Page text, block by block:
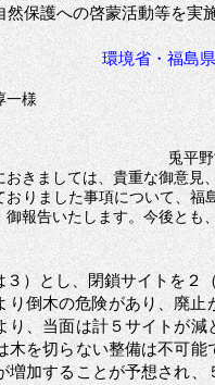
保護への啓蒙活動等を実
環境省・福島
一様
兎平
きましては、貴重な御意見
りました事項について、
報告いたします。今後と
）とし、閉鎖サイトを２
り倒木の危険があり、廃
り、当面は計５サイトが
木を切らない整備は不可
増加することが予想され